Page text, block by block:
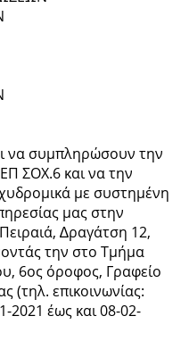
να συµπληρώσουν την
ΣΟΧ.6 και να την
µε συστηµένη
µας στην
∆ραγάτση 12,
την στο Τµήµα
6ος όροφος, Γραφείο
(τηλ. επικοινωνίας:
2021 έως και 08-02-